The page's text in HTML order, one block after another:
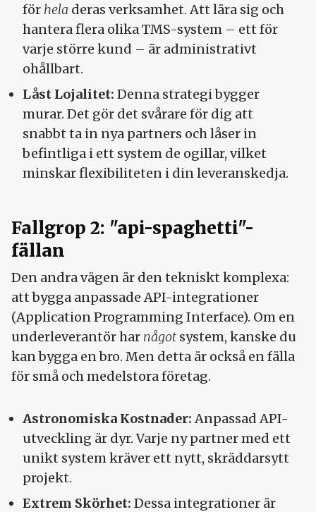
för hela deras verksamhet. Att lära sig och
hantera flera olika TMS-system – ett för
varje större kund – är administrativt
ohållbart.
Låst Lojalitet: Denna strategi bygger
murar. Det gör det svårare för dig att
snabbt ta in nya partners och låser in
befintliga i ett system de ogillar, vilket
minskar flexibiliteten i din leveranskedja.
Fallgrop 2: "api-spaghetti"-
fällan
Den andra vägen är den tekniskt komplexa:
att bygga anpassade API-integrationer
(Application Programming Interface). Om en
underleverantör har något system, kanske du
kan bygga en bro. Men detta är också en fälla
för små och medelstora företag.
Astronomiska Kostnader:Anpassad API-
utveckling är dyr. Varje ny partner med ett
unikt system kräver ett nytt, skräddarsytt
projekt.
Extrem Skörhet: Dessa integrationer är